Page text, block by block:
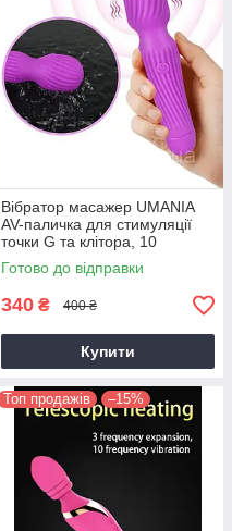
Вібратор масажер UMANIA
AV-паличка для стимуляції
точки G та клітора, 10
режимів, фіолетовий
Готово до відправки
340 ₴ 400 ₴
Купити
Топ продажів –15%